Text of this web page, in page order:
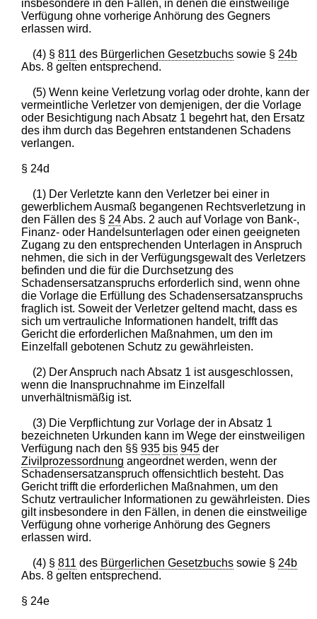
insbesondere in den Fällen, in denen die einstweilige
Verfügung ohne vorherige Anhörung des Gegners
erlassen wird.
(4) §811 des Bürgerlichen Gesetzbuchs sowie § 24b
Abs. 8 gelten entsprechend.
(5) Wenn keine Verletzung vorlag oder drohte, kann der
vermeintliche Verletzer von demjenigen, der die Vorlage
oder Besichtigung nach Absatz 1 begehrt hat, den Ersatz
des ihm durch das Begehren entstandenen Schadens
verlangen.
§ 24d
(1) Der Verletzte kann den Verletzer bei einer in
gewerblichem Ausmaß begangenen Rechtsverletzung in
den Fällen des § 24Abs. 2 auch auf Vorlage von Bank-,
Finanz- oder Handelsunterlagen oder einen geeigneten
Zugang zu den entsprechenden Unterlagen in Anspruch
nehmen, die sich in der Verfügungsgewalt des Verletzers
befinden und die für die Durchsetzung des
Schadensersatzanspruchs erforderlich sind, wenn ohne
die Vorlage die Erfüllung des Schadensersatzanspruchs
fraglich ist. Soweit der Verletzer geltend macht, dass es
sich um vertrauliche Informationen handelt, trifft das
Gericht die erforderlichen Maßnahmen, um den im
Einzelfall gebotenen Schutz zu gewährleisten.
(2) Der Anspruch nach Absatz 1 ist ausgeschlossen,
wenn die Inanspruchnahme im Einzelfall
unverhältnismäßig ist.
(3) Die Verpflichtung zur Vorlage der in Absatz 1
bezeichneten Urkunden kann im Wege der einstweiligen
Verfügung nach den §§935 bis 945 der
Zivilprozessordnung angeordnet werden, wenn der
Schadensersatzanspruch offensichtlich besteht. Das
Gericht trifft die erforderlichen Maßnahmen, um den
Schutz vertraulicher Informationen zu gewährleisten. Dies
gilt insbesondere in den Fällen, in denen die einstweilige
Verfügung ohne vorherige Anhörung des Gegners
erlassen wird.
(4) §811 des Bürgerlichen Gesetzbuchs sowie § 24b
Abs. 8 gelten entsprechend.
§ 24e